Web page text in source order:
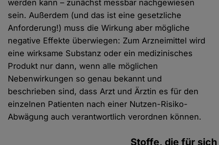
werden kann – zunächst messbar nachgewiesen
sein. Außerdem (und das ist eine gesetzliche
Anforderung!) muss die Wirkung aber mögliche
negative Effekte überwiegen: Zum Arzneimittel wird
eine wirksame Substanz oder ein medizinisches
Produkt nur dann, wenn alle möglichen
Nebenwirkungen so genau bekannt und
beschrieben sind, dass Arzt und Ärztin es für den
einzelnen Patienten nach einer Nutzen-Risiko-
Abwägung auch verantwortlich verordnen können.
Stoffe, die für sich